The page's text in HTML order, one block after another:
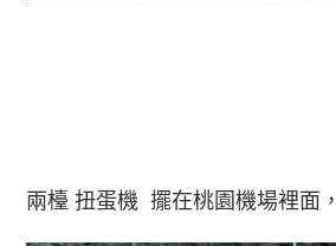
兩檯 扭蛋機 擺在桃園機場裡面